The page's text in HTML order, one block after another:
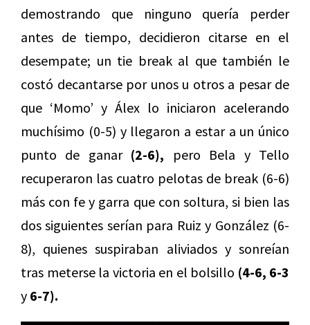
demostrando que ninguno quería perder
antes de tiempo, decidieron citarse en el
desempate; un tie break al que también le
costó decantarse por unos u otros a pesar de
que ‘Momo’ y Álex lo iniciaron acelerando
muchísimo (0-5) y llegaron a estar a un único
punto de ganar (2-6), pero Bela y Tello
recuperaron las cuatro pelotas de break (6-6)
más con fe y garra que con soltura, si bien las
dos siguientes serían para Ruiz y González (6-
8), quienes suspiraban aliviados y sonreían
tras meterse la victoria en el bolsillo (4-6, 6-3
y 6-7).